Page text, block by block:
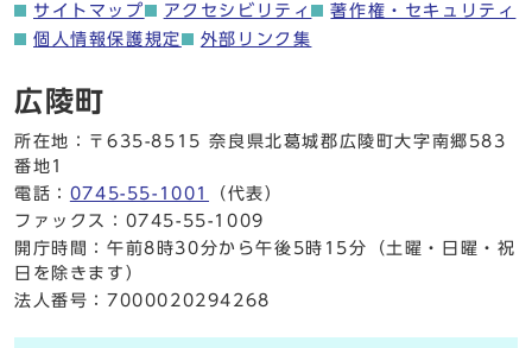
サイトマップ アクセシビリティ
著作権・セキュリティ
個人情報保護規定
外部リンク集
広陵町
所在地：〒635-8515 奈良県北葛城郡広陵町大字南郷583
番地1
電話： 0745-55-1001
（代表）
ファックス：0745-55-1009
開庁時間：午前8時30分から午後5時15分（土曜・日曜・祝
日を除きます）
法人番号：7000020294268